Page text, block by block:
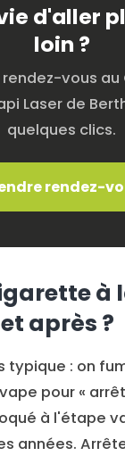
d'aller
loin ?
rendez-vous au
Laser de
quelques clics.
rendez-
à
après ?
typique : on
pour «
à l'étape
années.